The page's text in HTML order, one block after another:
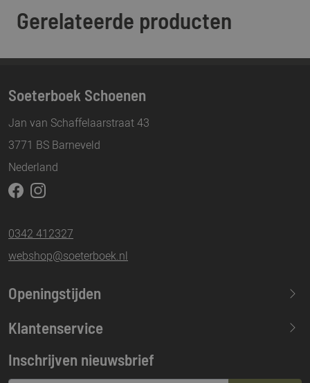
Gerelateerde producten
Soeterboek Schoenen
Jan van Schaffelaarstraat 43
3771 BS Barneveld
Nederland
0342 412327
webshop@soeterboek.nl
Openingstijden
Maandag
13.30-17.30
Woensdag
Klantenservice
Inschrijven nieuwsbrief